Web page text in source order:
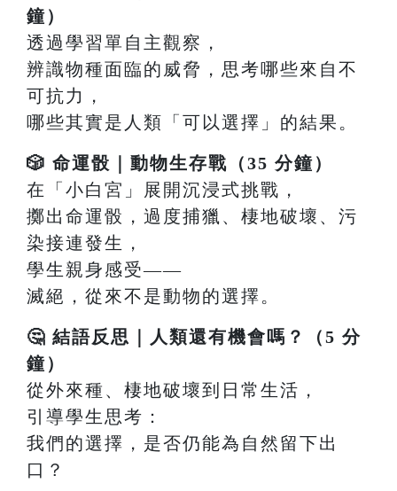
鐘）
透過學習單自主觀察，
辨識物種面臨的威脅，思考哪些來自不
可抗力，
哪些其實是人類「可以選擇」的結果。
🎲 命運骰｜動物生存戰（35 分鐘）
在「小白宮」展開沉浸式挑戰，
擲出命運骰，過度捕獵、棲地破壞、污
染接連發生，
學生親身感受——
滅絕，從來不是動物的選擇。
🤔 結語反思｜人類還有機會嗎？（5 分
鐘）
從外來種、棲地破壞到日常生活，
引導學生思考：
我們的選擇，是否仍能為自然留下出
口？